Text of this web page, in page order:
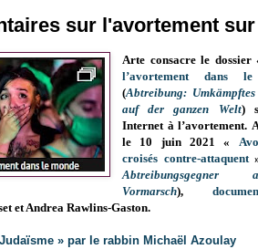
sur l'avortement
Arte consacre le dossier
l’avortement dans le
(Abtreibung:
auf der ganzen Welt)
Internet à l’avortement.
le 10 juin 2021 «
croisés contre-attaquent
Vormarsch),
et Andrea Rawlins-Gaston.
» par le rabbin Michaël Azoulay